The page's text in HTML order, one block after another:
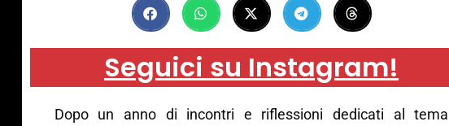
Seguici su Instagram!
Dopo un anno di incontri e riflessioni dedicati al tema